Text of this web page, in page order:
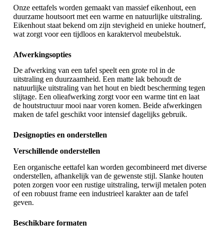
Onze eettafels worden gemaakt van massief eikenhout, een
duurzame houtsoort met een warme en natuurlijke uitstraling.
Eikenhout staat bekend om zijn stevigheid en unieke houtnerf,
wat zorgt voor een tijdloos en karaktervol meubelstuk.
Afwerkingsopties
De afwerking van een tafel speelt een grote rol in de
uitstraling en duurzaamheid. Een matte lak behoudt de
natuurlijke uitstraling van het hout en biedt bescherming tegen
slijtage. Een olieafwerking zorgt voor een warme tint en laat
de houtstructuur mooi naar voren komen. Beide afwerkingen
maken de tafel geschikt voor intensief dagelijks gebruik.
Designopties en onderstellen
Verschillende onderstellen
Een organische eettafel kan worden gecombineerd met diverse
onderstellen, afhankelijk van de gewenste stijl. Slanke houten
poten zorgen voor een rustige uitstraling, terwijl metalen poten
of een robuust frame een industrieel karakter aan de tafel
geven.
Beschikbare formaten